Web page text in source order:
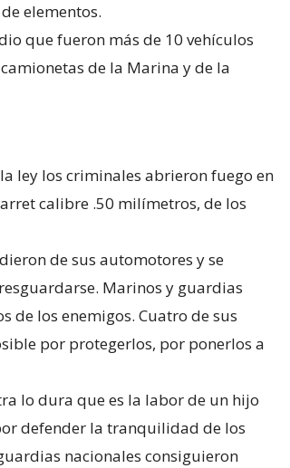
elementos.
que fueron más de 10 vehículos
de la Marina y de la
ley los criminales abrieron fuego en
calibre .50 milímetros, de los
de sus automotores y se
Marinos y guardias
de los enemigos. Cuatro de sus
por protegerlos, por ponerlos a
lo dura que es la labor de un hijo
defender la tranquilidad de los
nacionales consiguieron